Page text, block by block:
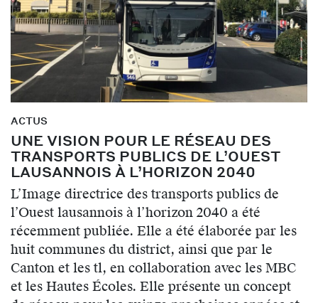
ACTUS
UNE VISION POUR LE RÉSEAU DES
TRANSPORTS PUBLICS DE L’OUEST
LAUSANNOIS À L’HORIZON 2040
L’Image directrice des transports publics de
l’Ouest lausannois à l’horizon 2040 a été
récemment publiée. Elle a été élaborée par les
huit communes du district, ainsi que par le
Canton et les tl, en collaboration avec les MBC
et les Hautes Écoles. Elle présente un concept